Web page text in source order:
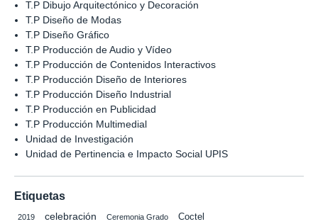
T.P Dibujo Arquitectónico y Decoración
T.P Diseño de Modas
T.P Diseño Gráfico
T.P Producción de Audio y Vídeo
T.P Producción de Contenidos Interactivos
T.P Producción Diseño de Interiores
T.P Producción Diseño Industrial
T.P Producción en Publicidad
T.P Producción Multimedial
Unidad de Investigación
Unidad de Pertinencia e Impacto Social UPIS
Etiquetas
2019 celebración Ceremonia Grado Coctel